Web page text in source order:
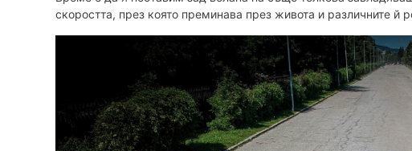
скоростта, през която преминава през живота и различните й